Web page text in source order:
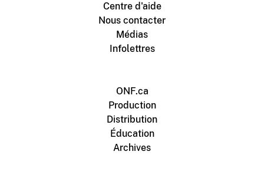
Centre d'aide
Nous contacter
Médias
Infolettres
ONF.ca
Production
Distribution
Éducation
Archives